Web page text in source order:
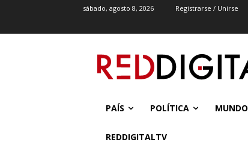
sábado, agosto 8, 2026 Registrarse / Unirse
PAÍS POLÍTICA MUNDO
REDDIGITALTV